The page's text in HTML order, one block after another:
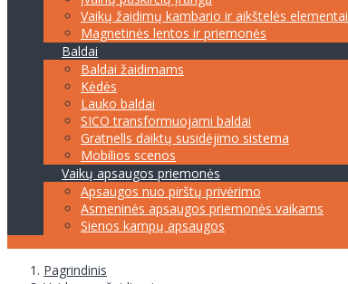
Vaikų žaidimų kambario ir aikštelės elementai
Magnetinės lentos ir priemonės
Baldai
Baldai žaidimams
Kėdės
Lauko baldai
SICO transformuojami baldai
Gratnells daiktų susidėjimo sistema
Mobilios scenos
Vaikų apsaugos priemonės
Apsaugos nuo pirštų privėrimo
Asmeninės apsaugos priemonės vaikams
Sienos kampų apsaugos
Pagrindinis